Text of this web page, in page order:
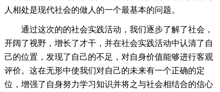
人相处是现代社会的做人的一个最基本的问题。
通过这次的的社会实践活动，我们逐步了解了社会，
开阔了视野，增长了才干，并在社会实践活动中认清了自
己的位置，发现了自己的不足，对自身价值能够进行客观
评价。这在无形中使我们对自己的未来有一个正确的定
位，增强了自身努力学习知识并将之与社会相结合的信心